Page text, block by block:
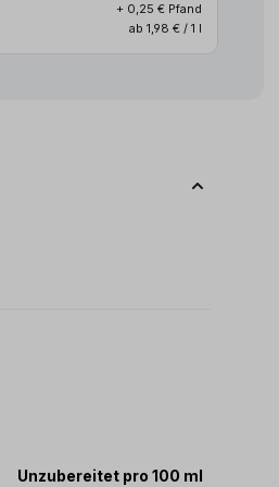
+ 0,25 € Pfand
ab 1,98 € / 1 l
Unzubereitet pro 100 ml